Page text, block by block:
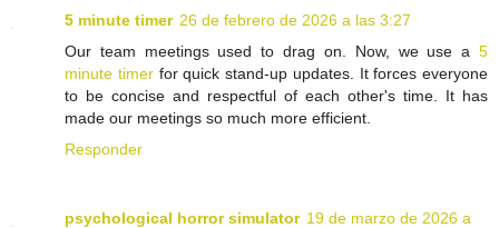
5 minute timer 26 de febrero de 2026 a las 3:27
Our team meetings used to drag on. Now, we use a 5
minute timerfor quick stand-up updates. It forces everyone
to be concise and respectful of each other's time. It has
made our meetings so much more efficient.
Responder
psychological horror simulator 19 de marzo de 2026 a